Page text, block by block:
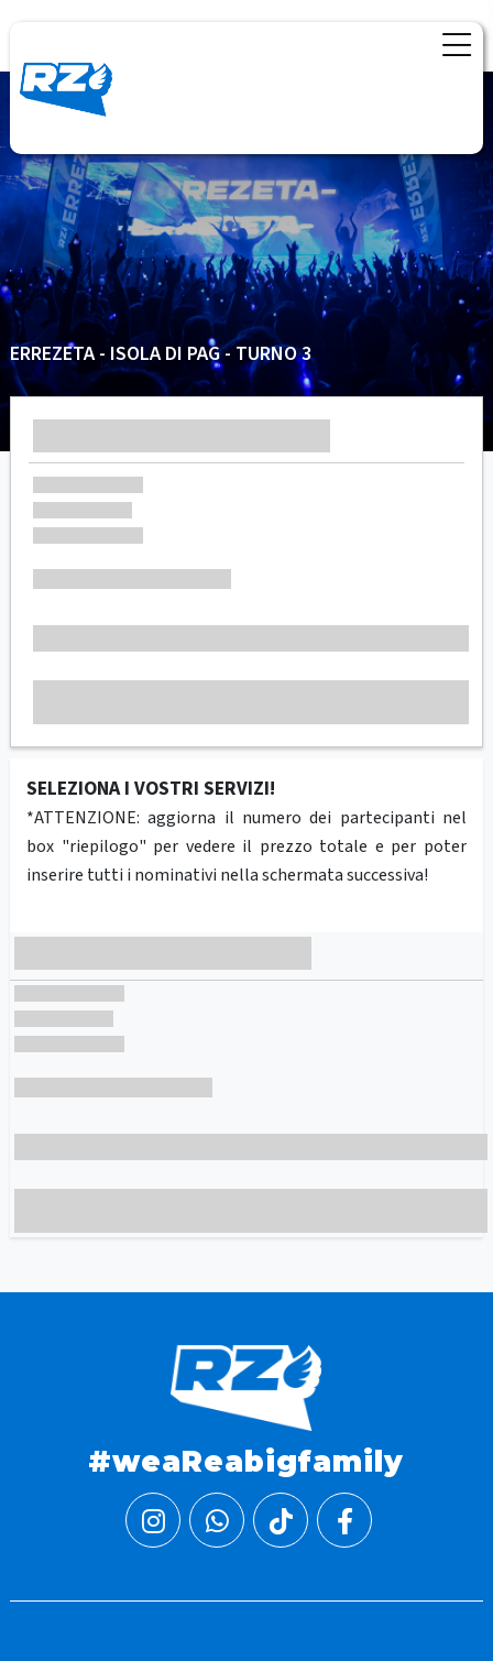
ERREZETA - ISOLA DI PAG - TURNO 3
SELEZIONA I VOSTRI SERVIZI!
*ATTENZIONE: aggiorna il numero dei partecipanti nel
box "riepilogo" per vedere il prezzo totale e per poter
inserire tutti i nominativi nella schermata successiva!
#weaReabigfamily